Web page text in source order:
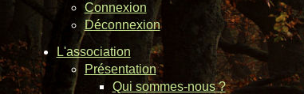
Connexion
Déconnexion
L'association
Présentation
Qui sommes-nous ?